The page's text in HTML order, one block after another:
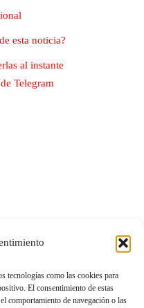
tecnologías como las cookies para
El consentimiento de estas
comportamiento de navegación o las
esta noticia?
al instante
Telegram